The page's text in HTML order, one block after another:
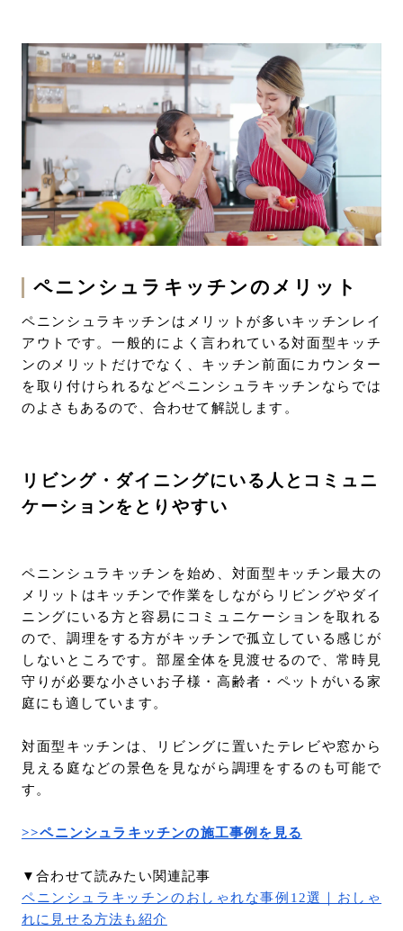
ペニンシュラキッチンのメリット
ペニンシュラキッチンはメリットが多いキッチンレイ
アウトです。一般的によく言われている対面型キッチ
ンのメリットだけでなく、キッチン前面にカウンター
を取り付けられるなどペニンシュラキッチンならでは
のよさもあるので、合わせて解説します。
リビング・ダイニングにいる人とコミュニ
ケーションをとりやすい
ペニンシュラキッチンを始め、対面型キッチン最大の
メリットはキッチンで作業をしながらリビングやダイ
ニングにいる方と容易にコミュニケーションを取れる
ので、調理をする方がキッチンで孤立している感じが
しないところです。部屋全体を見渡せるので、常時見
守りが必要な小さいお子様・高齢者・ペットがいる家
庭にも適しています。
対面型キッチンは、リビングに置いたテレビや窓から
見える庭などの景色を見ながら調理をするのも可能で
す。
>>ペニンシュラキッチンの施工事例を見る
▼合わせて読みたい関連記事
ペニンシュラキッチンのおしゃれな事例12選｜おしゃ
れに見せる方法も紹介